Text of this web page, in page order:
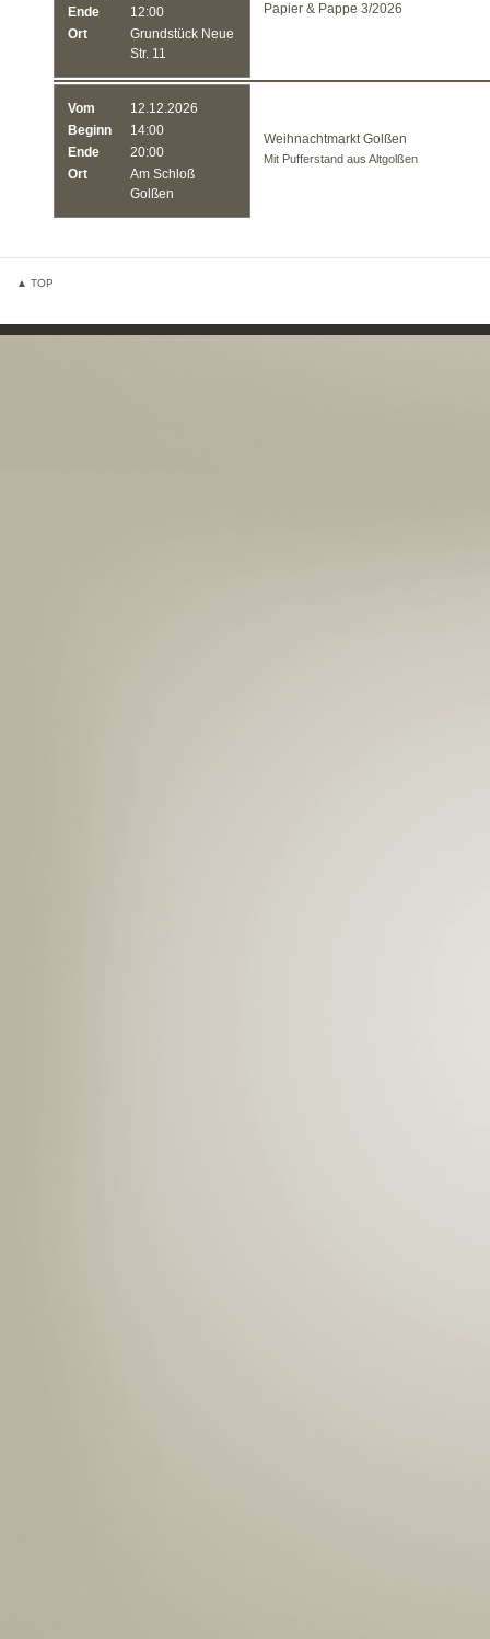
Ende
12:00
Ort
Grundstück Neue
Str. 11
Papier & Pappe 3/2026
Vom
12.12.2026
Beginn
14:00
Ende
20:00
Ort
Am Schloß
Golßen
Weihnachtmarkt Golßen
Mit Pufferstand aus Altgolßen
▲ TOP